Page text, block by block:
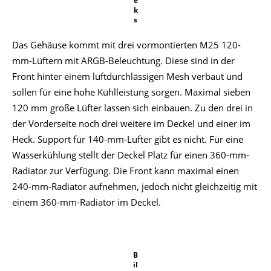
k
s
Das Gehäuse kommt mit drei vormontierten M25 120-
mm-Lüftern mit ARGB-Beleuchtung. Diese sind in der
Front hinter einem luftdurchlässigen Mesh verbaut und
sollen für eine hohe Kühlleistung sorgen. Maximal sieben
120 mm große Lüfter lassen sich einbauen. Zu den drei in
der Vorderseite noch drei weitere im Deckel und einer im
Heck. Support für 140-mm-Lüfter gibt es nicht. Für eine
Wasserkühlung stellt der Deckel Platz für einen 360-mm-
Radiator zur Verfügung. Die Front kann maximal einen
240-mm-Radiator aufnehmen, jedoch nicht gleichzeitig mit
einem 360-mm-Radiator im Deckel.
B
il